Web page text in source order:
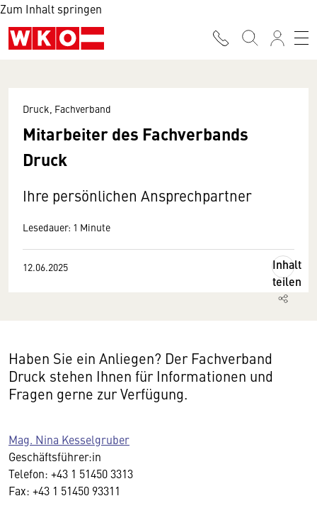
Zum Inhalt springen
Druck, Fachverband
Mitarbeiter des Fachverbands
Druck
Ihre persönlichen Ansprechpartner
Lesedauer: 1 Minute
12.06.2025
Inhalt
teilen
Haben Sie ein Anliegen? Der Fachverband
Druck stehen Ihnen für Informationen und
Fragen gerne zur Verfügung.
Mag. Nina Kesselgruber
Geschäftsführer:in
Telefon: +43 1 51450 3313
Fax: +43 1 51450 93311